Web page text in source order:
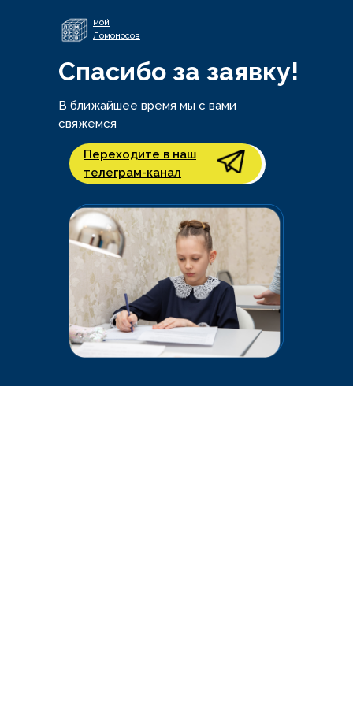
мой
Ломоносов
Спасибо за заявку!
В ближайшее время мы с вами
свяжемся
Переходите в наш
телеграм-канал